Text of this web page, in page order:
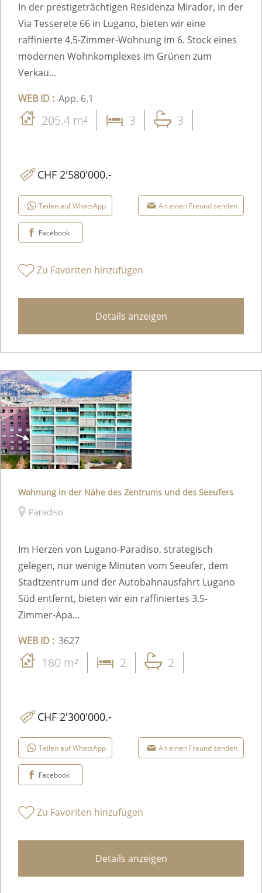
In der prestigeträchtigen Residenza Mirador, in der
Via Tesserete 66 in Lugano, bieten wir eine
raffinierte 4,5-Zimmer-Wohnung im 6. Stock eines
modernen Wohnkomplexes im Grünen zum
Verkau...
WEB ID : App. 6.1
205.4 m² 3 3
CHF 2'580'000.-
Teilen auf WhatsApp An einen Freund senden
Facebook
Zu Favoriten hinzufügen
Details anzeigen
Wohnung in der Nähe des Zentrums und des Seeufers
Paradiso
Im Herzen von Lugano-Paradiso, strategisch
gelegen, nur wenige Minuten vom Seeufer, dem
Stadtzentrum und der Autobahnausfahrt Lugano
Süd entfernt, bieten wir ein raffiniertes 3.5-
Zimmer-Apa...
WEB ID : 3627
180 m² 2 2
CHF 2'300'000.-
Teilen auf WhatsApp An einen Freund senden
Facebook
Zu Favoriten hinzufügen
Details anzeigen